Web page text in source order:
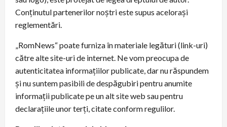
Conţinutul partenerilor noştri este supus aceloraşi
reglementări.
„RomNews“ poate furniza în materiale legături (link-uri)
către alte site-uri de internet. Ne vom preocupa de
autenticitatea informaţiilor publicate, dar nu răspundem
şi nu suntem pasibili de despăgubiri pentru anumite
informaţii publicate pe un alt site web sau pentru
declaraţiile unor terţi, citate conform regulilor.